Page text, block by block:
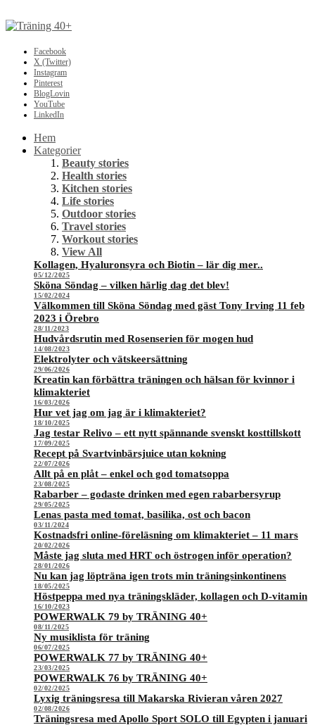
Facebook
X (Twitter)
Instagram
Pinterest
BlogLovin
YouTube
LinkedIn
Hem
Kategorier
Beauty stories
Health stories
Kitchen stories
Life stories
Outdoor stories
Travel stories
Workout stories
View All
Kollagen, Hyaluronsyra och Biotin – lär dig mer..
05/12/2025
Sköna Söndag – vilken härlig dag det blev!
15/02/2024
Välkommen till Sköna Söndag med gäst Tony Irving 11 feb
2023 i Örebro
28/11/2023
Hudvårdsrutin med Rosenserien för mogen hud
14/08/2023
Elektrolyter och vätskeersättning
29/06/2026
Kreatin kan förbättra träningen och hälsan för kvinnor i
klimakteriet
16/03/2026
Hur vet jag om jag är i klimakteriet?
18/10/2025
Jag testar Relivo – ett nytt spännande svenskt kosttillskott
17/09/2025
Recept på Svartvinbärsjuice utan kokning
22/07/2026
Allt på en plåt – enkel och god tomatsoppa
23/08/2025
Rabarber – godaste drinken med egen rabarbersyrup
29/05/2025
Lenas pasta med tomat, basilika, ost och bacon
03/11/2024
Kostnadsfri online-föreläsning om klimakteriet – 11 mars
20/02/2026
Måste jag sluta med HRT och östrogen inför operation?
28/01/2026
Nu kan jag löpträna igen trots min träningsinkontinens
18/05/2025
Höstpeppa med nya träningskläder, kollagen och D-vitamin
16/10/2023
POWERWALK 79 by TRÄNING 40+
08/11/2025
Ny musiklista för träning
06/07/2025
POWERWALK 77 by TRÄNING 40+
23/03/2025
POWERWALK 76 by TRÄNING 40+
02/02/2025
Lyxig träningsresa till Makarska Rivieran våren 2027
02/08/2026
Träningsresa med Apollo Sport SOLO till Egypten i januari